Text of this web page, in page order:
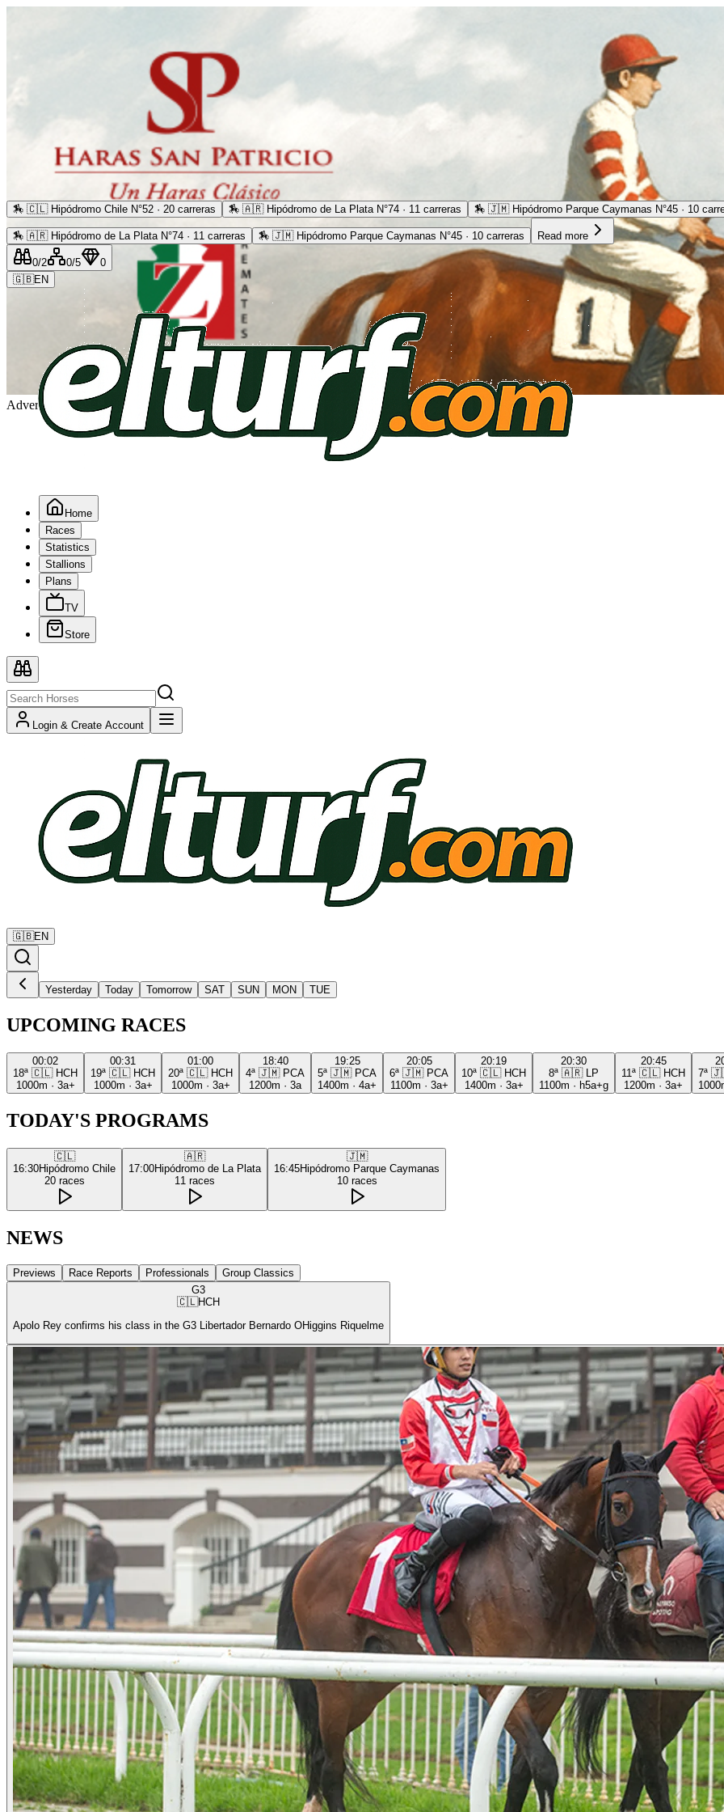
Advertising
🏇 🇨🇱 Hipódromo Chile N°52 · 20 carreras 🏇 🇦🇷 Hipódromo de La Plata N°74 · 11 carreras 🏇 🇯🇲 Hipódromo Parque Caymanas N°45 · 10
🏇 🇦🇷 Hipódromo de La Plata N°74 · 11 carreras 🏇 🇯🇲 Hipódromo Parque Caymanas N°45 · 10 carreras Read more
0/2 0/5
0
🇬🇧EN
Home
Races
Statistics
Stallions
Plans
TV
Store
Login & Create Account
🇬🇧EN
Yesterday Today Tomorrow SAT SUN MON TUE
UPCOMING RACES
00:02
18ª 🇨🇱 HCH
1000m · 3a+
00:31
19ª 🇨🇱 HCH
1000m · 3a+
01:00
20ª 🇨🇱 HCH
1000m · 3a+
18:40
4ª 🇯🇲 PCA
1200m · 3a
19:25
5ª 🇯🇲 PCA
1400m · 4a+
20:05
6ª 🇯🇲 PCA
1100m · 3a+
20:19
10ª 🇨🇱 HCH
1400m · 3a+
20:30
8ª 🇦🇷
LP
1100m · h5a+g
20:45
11ª 🇨🇱 HCH
1200m · 3a+
7ª
TODAY'S PROGRAMS
🇨🇱
16:30Hipódromo Chile
20 races
🇦🇷
17:00Hipódromo de La Plata
11 races
🇯🇲
16:45Hipódromo Parque Caymanas
10 races
NEWS
Previews Race Reports Professionals
Group Classics
G3
🇨🇱HCH
Apolo Rey confirms his class in the G3 Libertador Bernardo OHiggins Riquelme